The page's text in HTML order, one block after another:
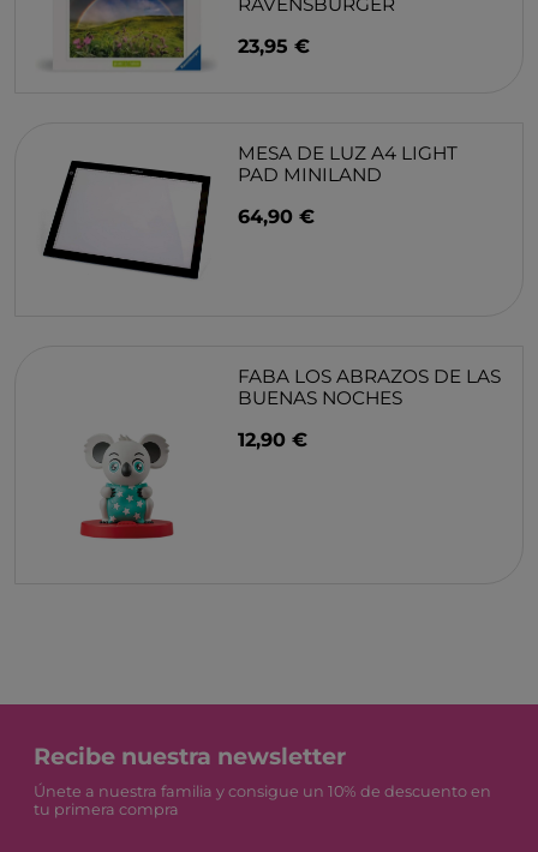
23,95 €
MESA DE LUZ A4 LIGHT
PAD MINILAND
64,90 €
FABA LOS ABRAZOS DE LAS
BUENAS NOCHES
12,90 €
Recibe nuestra newsletter
Únete a nuestra familia y consigue un 10% de descuento en
tu primera compra